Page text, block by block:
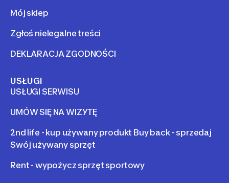
Mój sklep
Zgłoś nielegalne treści
USŁUGI SERWISU